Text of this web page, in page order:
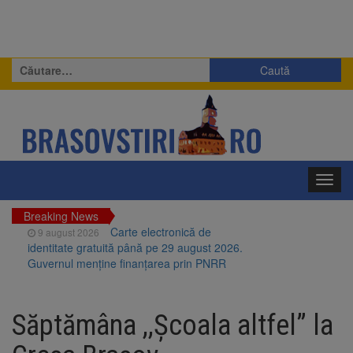
Caută
după:
Breaking News
9 august 2026
Carte electronică de
identitate gratuită până pe 29 august 2026.
Guvernul menține finanțarea prin PNRR
Brașovului vor fi restaurate. Contractul de
finanțare a fost semnat
Săptămâna ,,Școala altfel” la